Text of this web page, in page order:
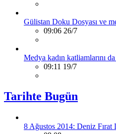
Gülistan Doku Dosyası ve
09:06 26/7
Medya kadın katliamlarını
09:11 19/7
Tarihte Bugün
8 Ağustos 2014: Deniz